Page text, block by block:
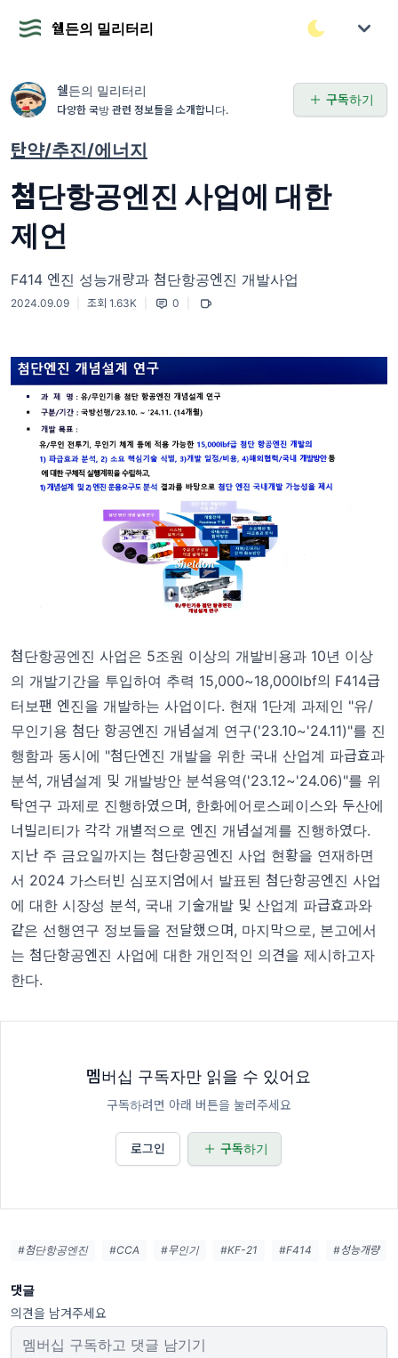
쉘든의 밀리터리
쉘든의 밀리터리
다양한 국방 관련 정보들을 소개합니다.
구독하기
탄약/추진/에너지
첨단항공엔진 사업에 대한
제언
F414 엔진 성능개량과 첨단항공엔진 개발사업
2024.09.09 조회 1.63K 0
첨단항공엔진 사업은 5조원 이상의 개발비용과 10년 이상
의 개발기간을 투입하여 추력 15,000~18,000lbf의 F414급
터보팬 엔진을 개발하는 사업이다. 현재 1단계 과제인 "유/
무인기용 첨단 항공엔진 개념설계 연구('23.10~'24.11)"를 진
행함과 동시에 "첨단엔진 개발을 위한 국내 산업계 파급효과
분석, 개념설계 및 개발방안 분석용역('23.12~'24.06)"를 위
탁연구 과제로 진행하였으며, 한화에어로스페이스와 두산에
너빌리티가 각각 개별적으로 엔진 개념설계를 진행하였다.
지난 주 금요일까지는 첨단항공엔진 사업 현황을 연재하면
서 2024 가스터빈 심포지엄에서 발표된 첨단항공엔진 사업
에 대한 시장성 분석, 국내 기술개발 및 산업계 파급효과와
같은 선행연구 정보들을 전달했으며, 마지막으로, 본고에서
는 첨단항공엔진 사업에 대한 개인적인 의견을 제시하고자
한다.
멤버십 구독자만 읽을 수 있어요
구독하려면 아래 버튼을 눌러주세요
로그인 구독하기
#첨단항공엔진 #CCA #무인기 #KF-21 #F414 #성능개량
댓글
의견을 남겨주세요